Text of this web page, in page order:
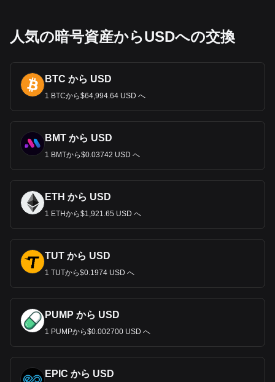
人気の暗号資産からUSDへの交換
BTC から USD
1 BTCから$64,994.64 USD へ
BMT から USD
1 BMTから$0.03742 USD へ
ETH から USD
1 ETHから$1,921.65 USD へ
TUT から USD
1 TUTから$0.1974 USD へ
PUMP から USD
1 PUMPから$0.002700 USD へ
EPIC から USD